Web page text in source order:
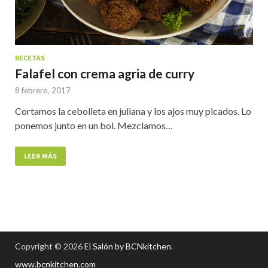
RECETAS
Falafel con crema agria de curry
8 febrero, 2017
Cortamos la cebolleta en juliana y los ajos muy picados. Lo
ponemos junto en un bol. Mezclamos…
LEER MÁS
Copyright © 2026El Salón by BCNkitchen.
www.bcnkitchen.com